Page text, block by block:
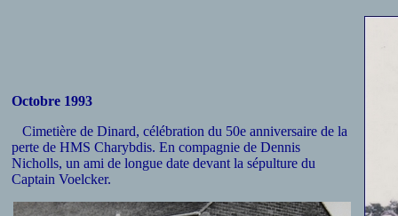
Octobre 1993
Cimetière de Dinard, célébration du 50e anniversaire de la
perte de HMS Charybdis. En compagnie de Dennis
Nicholls, un ami de longue date devant la sépulture du
Captain Voelcker.